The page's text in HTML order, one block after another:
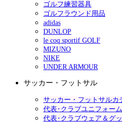
ゴルフ練習器具
ゴルフラウンド用品
adidas
DUNLOP
le coq sportif GOLF
MIZUNO
NIKE
UNDER ARMOUR
サッカー・フットサル
サッカー・フットサルカ
代表･クラブユニフォーム
代表･クラブウェア＆グ